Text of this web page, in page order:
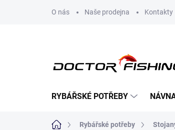
O nás Naše prodejna Kontakty
RYBÁŘSKÉ POTŘEBY
Domů Rybářské potřeby